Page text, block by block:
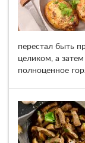
перестал быть
целиком, а
полноценное